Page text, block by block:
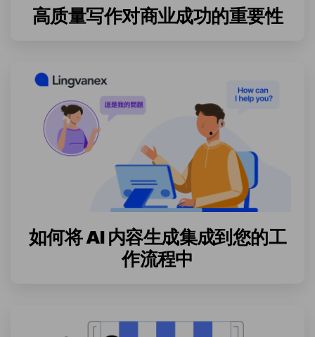
高质量写作对商业成功的重要性
如何将 AI 内容生成集成到您的工
作流程中